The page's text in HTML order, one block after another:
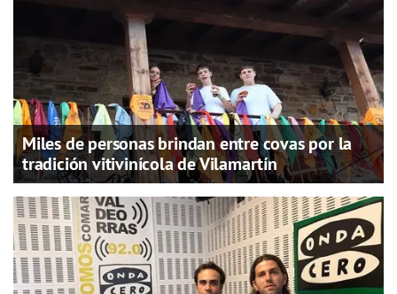
Miles de personas brindan entre covas por la
tradición vitivinícola de Vilamartín